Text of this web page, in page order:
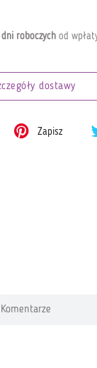
roboczychod
dostawy
Zapisz
Komentarze